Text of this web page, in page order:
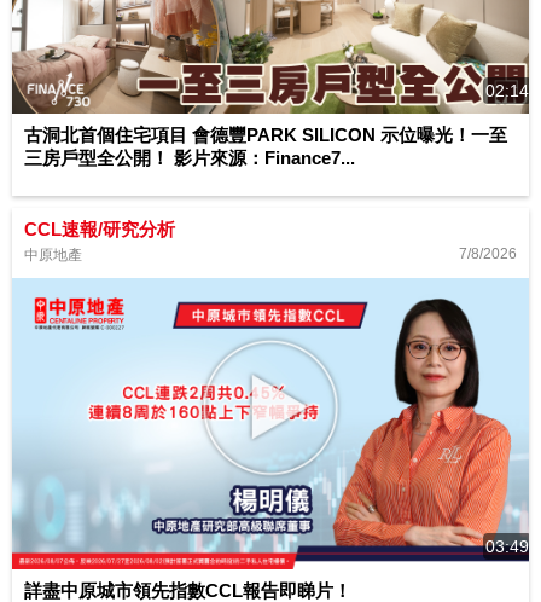
02:14
古洞北首個住宅項目 會德豐PARK SILICON 示位曝光！一至
三房戶型全公開！ 影片來源：Finance7...
CCL速報/研究分析
中原地產 7/8/2026
03:49
詳盡中原城市領先指數CCL報告即睇片！